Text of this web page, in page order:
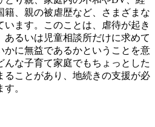
籍、親の被虐歴など、さまざまな
ます。このことは、虐待が起き
あるいは児童相談所だけに求めて
かに無益であるかということを意
んな子育て家庭でもちょっとした
ることがあり、地続きの支援が必
。